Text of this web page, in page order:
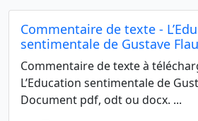
Commentaire de texte -
sentimentale de Gustave
Commentaire de texte à
L’Education sentimentale de
Document pdf, odt ou docx. ...